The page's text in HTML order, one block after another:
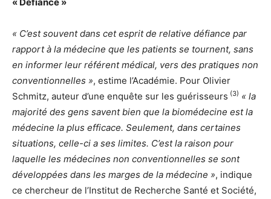
« C’est souvent dans cet esprit de relative défiance par
rapport à la médecine que les patients se tournent, sans
en informer leur référent médical, vers des pratiques non
conventionnelles », estime l’Académie. Pour Olivier
Schmitz, auteur d’une enquête sur les guérisseurs (3) « la
majorité des gens savent bien que la biomédecine est la
médecine la plus efficace. Seulement, dans certaines
situations, celle-ci a ses limites. C’est la raison pour
laquelle les médecines non conventionnelles se sont
développées dans les marges de la médecine », indique
ce chercheur de l’Institut de Recherche Santé et Société,